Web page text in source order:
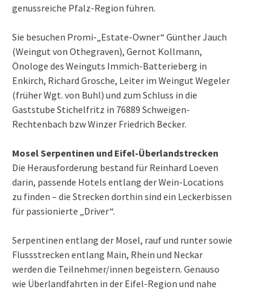
genussreiche Pfalz-Region führen.
Sie besuchen Promi-„Estate-Owner“ Günther Jauch
(Weingut von Othegraven), Gernot Kollmann,
Önologe des Weinguts Immich-Batterieberg in
Enkirch, Richard Grosche, Leiter im Weingut Wegeler
(früherWgt. von Buhl) und zum Schluss in die
Gaststube Stichelfritz in 76889 Schweigen-
Rechtenbach bzwWinzer Friedrich Becker.
Mosel Serpentinen und Eifel-Überlandstrecken
Die Herausforderung bestand für Reinhard Loeven
darin, passende Hotels entlang der Wein-Locations
zu finden – die Strecken dorthin sind ein Leckerbissen
für passionierte „Driver“.
Serpentinen entlang der Mosel, rauf und runter sowie
Flussstrecken entlang Main, Rhein und Neckar
werden die Teilnehmer/innen begeistern. Genauso
wie Überlandfahrten in der Eifel-Region und nahe